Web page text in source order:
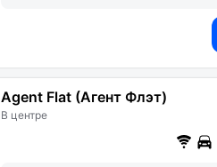
Agent Flat (Агент Флэт)
В центре